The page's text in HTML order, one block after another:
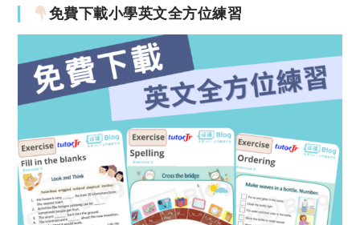
免費下載小學英文全方位練習